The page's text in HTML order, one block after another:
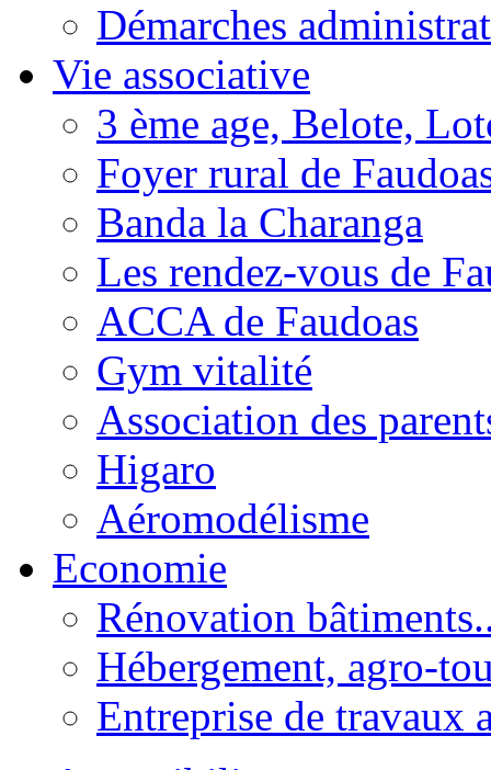
Démarches
Vie associative
3 ème age, Belote,
Foyer rural de
Banda la Charanga
Les rendez-vous de
ACCA de Faudoas
Gym vitalité
Association des
Higaro
Aéromodélisme
Economie
Rénovation
Hébergement, agro-
Entreprise de travaux